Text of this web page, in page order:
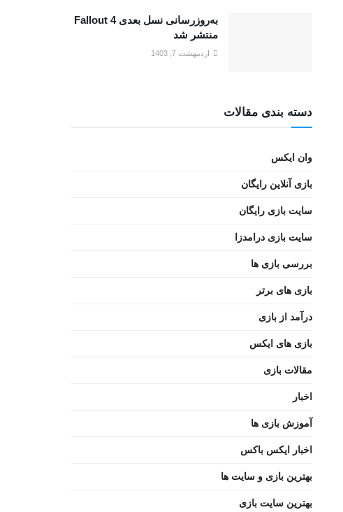
به‌روزرسانی نسل بعدی Fallout 4
منتشر شد
اردیبهشت 7, 1403
دسته بندی مقالات
وان ایکس
بازی آنلاین رایگان
سایت بازی رایگان
سایت بازی درامدزا
بررسی بازی ها
بازی های برتر
درآمد از بازی
بازی های ایکس
مقالات بازی
اخبار
آموزش بازی ها
اخبار ایکس باکس
بهترین بازی و سایت ها
بهترین سایت بازی